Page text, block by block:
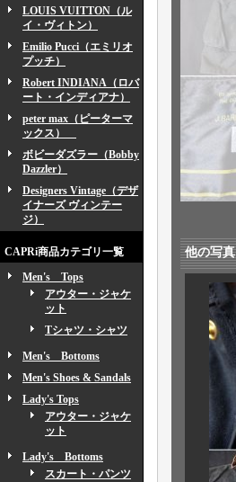
LOUIS VUITTON（ル
イ・ヴィトン）
Emilio Pucci（エミリオ
プッチ）
Robert INDIANA（ロバ
ート・インディアナ）
peter max（ピーターマ
ックス）
ボビーダズラー（Bobby
Dazzler）
Designers Vintage（デザ
イナーズ ヴィンテー
ジ）
CAPRi商品カテゴリ一覧
Men's Tops
アウター・ジャケ
ット
Tシャツ・シャツ
Men's Bottoms
Men's Shoes & Sandals
Lady's Tops
アウター・ジャケ
ット
Lady's Bottoms
スカート・パンツ
他の写真